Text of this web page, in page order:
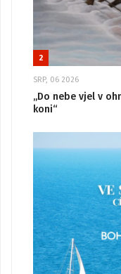
2
SRP, 06 2026
„Do nebe vjel v
koni“